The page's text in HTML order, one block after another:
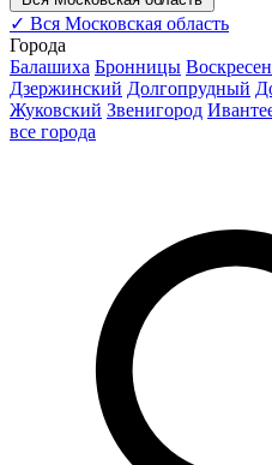
✓ Вся Московская область
Города
Балашиха Бронницы
Дзержинский Долгопрудный
Жуковский Звенигород
все города